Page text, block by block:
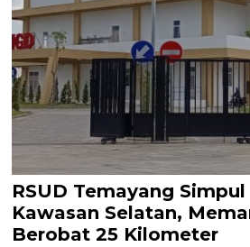
RSUD Temayang
Kawasan Selatan,
Berobat 25 Kilometer